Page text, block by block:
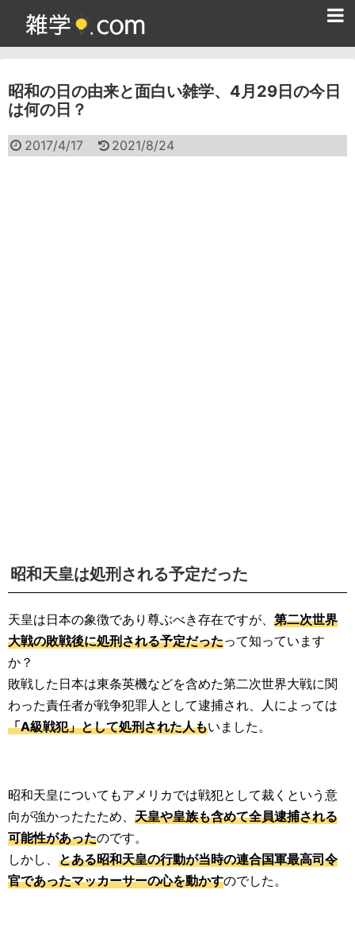
昭和の日の由来と面白い雑学、4月29日の今日
は何の日？
2017/4/17 2021/8/24
昭和天皇は処刑される予定だった
天皇は日本の象徴であり尊ぶべき存在ですが、 第二次世界
大戦の敗戦後に処刑される予定だったって知っています
か？
敗戦した日本は東条英機などを含めた第二次世界大戦に関
わった責任者が戦争犯罪人として逮捕され、人によっては
「A級戦犯」として処刑された人もいました。
昭和天皇についてもアメリカでは戦犯として裁くという意
向が強かったたため、 天皇や皇族も含めて全員逮捕される
可能性があったのです。
しかし、 とある昭和天皇の行動が当時の連合国軍最高司令
官であったマッカーサーの心を動かすのでした。
雑学クイズ問題集
面白い雑学